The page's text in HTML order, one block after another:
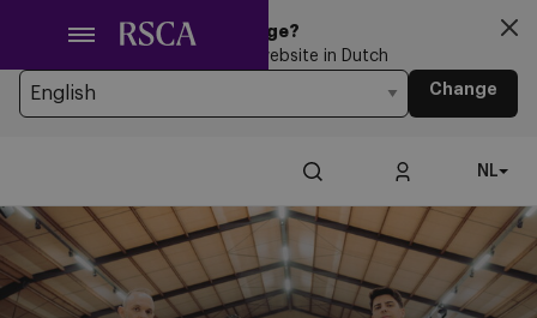
hoofdinhoud
Looking for another Language?
You’re currently browsing the website in Dutch
Change
NL